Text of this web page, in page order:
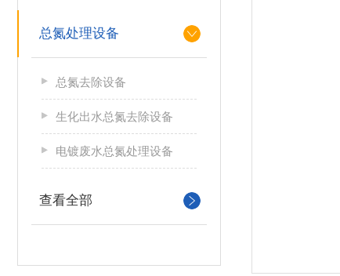
总氮处理设备
总氮去除设备
生化出水总氮去除设备
电镀废水总氮处理设备
查看全部